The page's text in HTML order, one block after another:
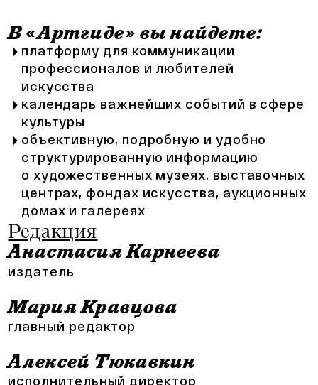
В «Артгиде» вы найдете:
платформу для коммуникации
профессионалов и любителей
искусства
календарь важнейших событий в сфере
культуры
объективную, подробную и удобно
структурированную информацию
о художественных музеях, выставочных
центрах, фондах искусства, аукционных
домах и галереяx
Редакция
Анастасия Карнеева
издатель
Мария Кравцова
главный редактор
Алексей Тюкавкин
исполнительный директор